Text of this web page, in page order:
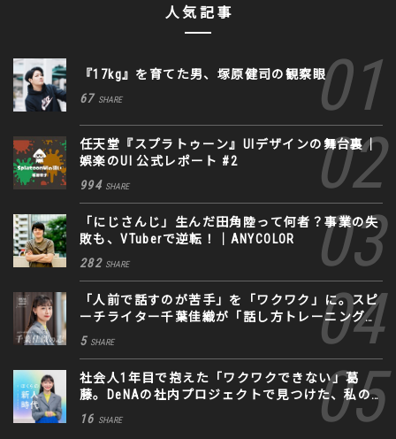
人気記事
『17kg』を育てた男、塚原健司の観察眼
67 SHARE
任天堂『スプラトゥーン』UIデザインの舞台裏｜
娯楽のUI 公式レポート #2
994 SHARE
「にじさんじ」生んだ田角陸って何者？事業の失
敗も、VTuberで逆転！｜ANYCOLOR
282 SHARE
「人前で話すのが苦手」を「ワクワク」に。スピ
ーチライター千葉佳織が「話し方トレーニング」
に込めた思い
5 SHARE
社会人1年目で抱えた「ワクワクできない」葛
藤。DeNAの社内プロジェクトで見つけた、私の
生きる道
16 SHARE